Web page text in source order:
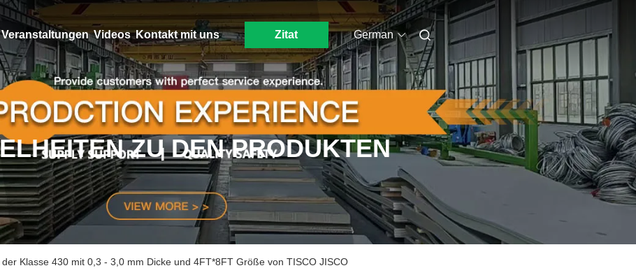
Veranstaltungen Videos Kontakt mit uns Zitat German
ZU DEN PRODUKTEN
Klasse 430 mit 0,3 - 3,0 mm Dicke und 4FT*8FT Größe von TISCO JISCO